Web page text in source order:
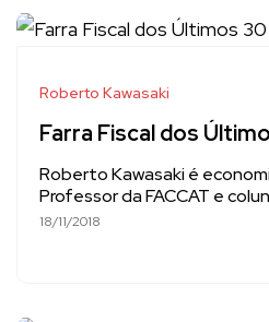
Roberto Kawasaki
Farra Fiscal dos
Roberto Kawasaki é
Professor da FACCAT e
18/11/2018